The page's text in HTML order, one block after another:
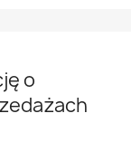
o